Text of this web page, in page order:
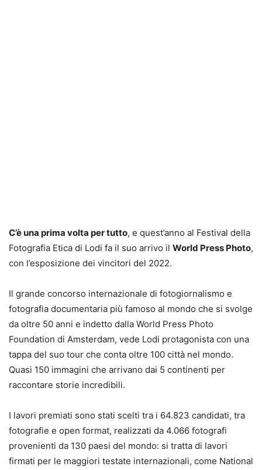
C’è una prima volta per tutto, e quest’anno al Festival della
Fotografia Etica di Lodi fa il suo arrivo il World Press Photo,
con l’esposizione dei vincitori del 2022.
Il grande concorso internazionale di fotogiornalismo e
fotografia documentaria più famoso al mondo che si svolge
da oltre 50 anni e indetto dalla World Press Photo
Foundation di Amsterdam, vede Lodi protagonista con una
tappa del suo tour che conta oltre 100 città nel mondo.
Quasi 150 immagini che arrivano dai 5 continenti per
raccontare storie incredibili.
I lavori premiati sono stati scelti tra i 64.823 candidati, tra
fotografie e open format, realizzati da 4.066 fotografi
provenienti da 130 paesi del mondo: si tratta di lavori
firmati per le maggiori testate internazionali, come National